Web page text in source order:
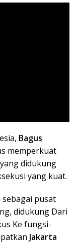
Bagus
memperkuat
didukung
yang kuat.
pusat
didukung Dari
Ke fungsi-
Jakarta